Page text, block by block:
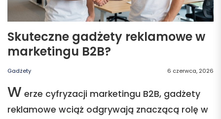
Skuteczne gadżety reklamowe w
marketingu B2B?
Gadżety 6 czerwca, 2026
W erze cyfryzacji marketingu B2B, gadżety
reklamowe wciąż odgrywają znaczącą rolę w